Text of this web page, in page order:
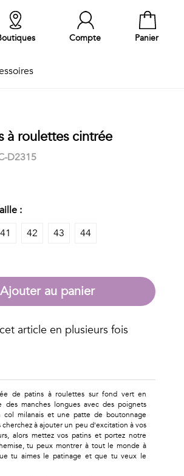
Panier
Compte
à roulettes cintrée
D2315
:
41 42 43 44
Ajouter au panier
article en plusieurs fois
de patins à roulettes sur fond vert en
des manches longues avec des poignets
col milanais et une patte de boutonnage
cherchez à ajouter un peu d'excitation à vos
alors mettez vos patins et portez notre
tu peux montrer à tout le monde à
tu aimes le patinage et que tu veux le